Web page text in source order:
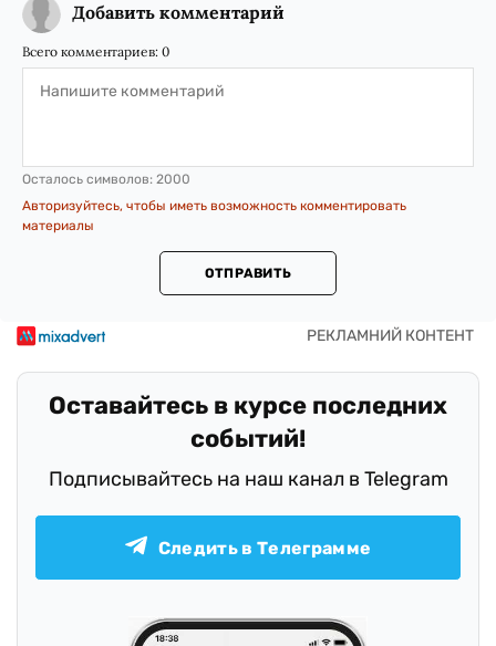
Добавить комментарий
Всего комментариев: 0
Осталось символов: 2000
Авторизуйтесь, чтобы иметь возможность комментировать
материалы
ОТПРАВИТЬ
Оставайтесь в курсе последних
событий!
Подписывайтесь на наш канал в Telegram
Следить в Телеграмме